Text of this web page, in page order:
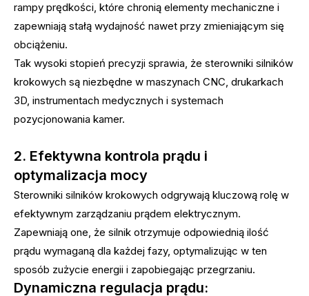
rampy prędkości, które chronią elementy mechaniczne i
zapewniają stałą wydajność nawet przy zmieniającym się
obciążeniu.
Tak wysoki stopień precyzji sprawia, że ​​sterowniki silników
krokowych są niezbędne w maszynach CNC, drukarkach
3D, instrumentach medycznych i systemach
pozycjonowania kamer.
2. Efektywna kontrola prądu i
optymalizacja mocy
Sterowniki silników krokowych odgrywają kluczową rolę w
efektywnym zarządzaniu prądem elektrycznym.
Zapewniają one, że silnik otrzymuje odpowiednią ilość
prądu wymaganą dla każdej fazy, optymalizując w ten
sposób zużycie energii i zapobiegając przegrzaniu.
Dynamiczna regulacja prądu: